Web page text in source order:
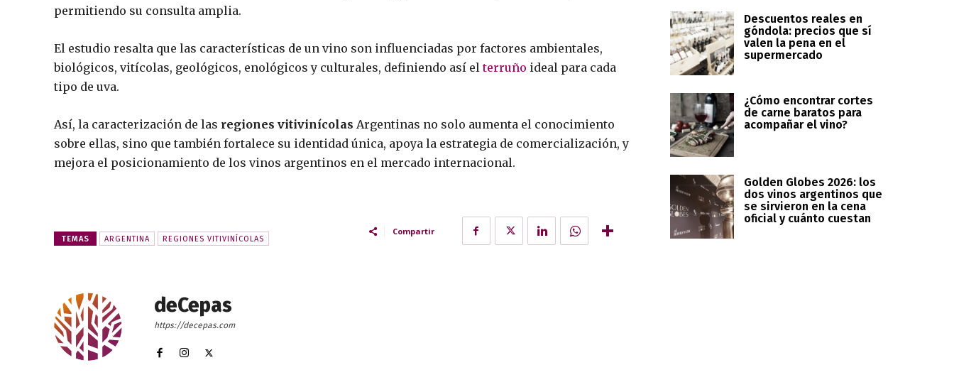
permitiendo su consulta amplia.
El estudio resalta que las características de un vino son influenciadas por factores ambientales,
biológicos, vitícolas, geológicos, enológicos y culturales, definiendo así elterruño ideal para cada
tipo de uva.
Así, la caracterización de las regiones vitivinícolas Argentinas no solo aumenta el conocimiento
sobre ellas, sino que también fortalece su identidad única, apoya la estrategia de comercialización, y
mejora el posicionamiento de los vinos argentinos en el mercado internacional.
TEMAS ARGENTINA REGIONES VITIVINÍCOLAS
Compartir
deCepas
https://decepas.com
Descuentos reales en
góndola: precios que sí
valen la pena en el
supermercado
¿Cómo encontrar cortes
de carne baratos para
acompañar el vino?
Golden Globes 2026: los
dos vinos argentinos que
se sirvieron en la cena
oficial y cuánto cuestan